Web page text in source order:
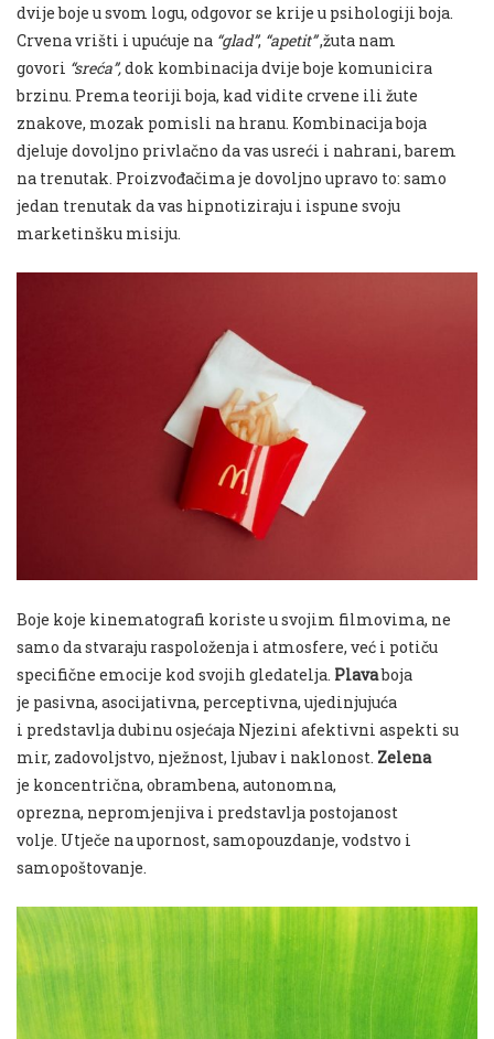
dvije boje u svom logu, odgovor se krije u psihologiji boja.
Crvena vrišti i upućuje na “glad”, “apetit”,žuta nam
govori “sreća”,dok kombinacija dvije boje komunicira
brzinu. Prema teoriji boja, kad vidite crvene ili žute
znakove, mozak pomisli na hranu. Kombinacija boja
djeluje dovoljno privlačno da vas usreći i nahrani, barem
na trenutak. Proizvođačima je dovoljno upravo to: samo
jedan trenutak da vas hipnotiziraju i ispune svoju
marketinšku misiju.
Boje koje kinematografi koriste u svojim filmovima, ne
samo da stvaraju raspoloženja i atmosfere, već i potiču
specifične emocije kod svojih gledatelja. Plavaboja
je pasivna, asocijativna, perceptivna, ujedinjujuća
i predstavlja dubinu osjećaja Njezini afektivni aspekti su
mir, zadovoljstvo, nježnost, ljubav i naklonost. Zelena
je koncentrična, obrambena, autonomna,
oprezna, nepromjenjiva i predstavlja postojanost
volje. Utječe na upornost, samopouzdanje, vodstvo i
samopoštovanje.